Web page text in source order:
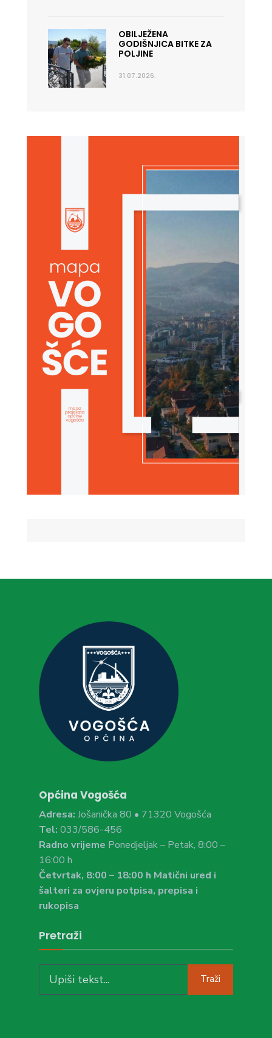
OBILJEŽENA
GODIŠNJICA BITKE ZA
POLJINE
31.07.2026.
Općina Vogošća
Adresa: Jošanička 80 • 71320 Vogošća
Tel: 033/586-456
Radno vrijeme Ponedjeljak – Petak, 8:00 –
16:00 h
Četvrtak, 8:00 – 18:00 h Matični ured i
šalteri za ovjeru potpisa, prepisa i
rukopisa
Pretraži
for:
Traži